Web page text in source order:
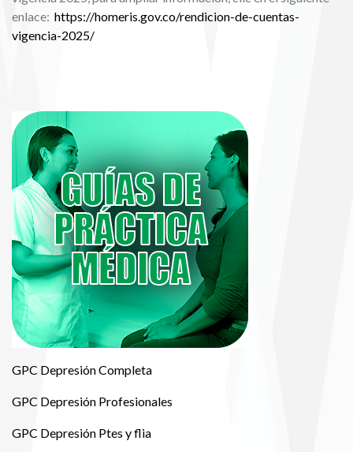
enlace: https://homeris.gov.co/rendicion-de-cuentas-
vigencia-2025/
GPC Depresión Completa
GPC Depresión Profesionales
GPC Depresión Ptes y flia